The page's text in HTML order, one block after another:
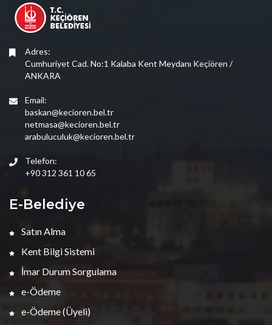
Adres:
Cumhuriyet Cad. No:1 Kalaba Kent Meydanı Keçiören /
ANKARA
Email:
baskan@kecioren.bel.tr
netmasa@kecioren.bel.tr
arabuluculuk@kecioren.bel.tr
Telefon:
+90 312 361 10 65
E-Belediye
Satın Alma
Kent Bilgi Sistemi
İmar Durum Sorgulama
e-Ödeme
e-Ödeme (Üyeli)